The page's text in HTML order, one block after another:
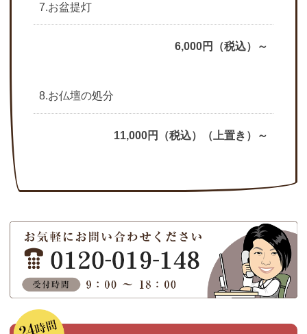
7.お盆提灯
6,000円（税込）～
8.お仏壇の処分
11,000円（税込）（上置き）～